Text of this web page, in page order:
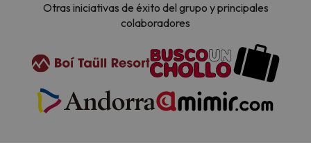
Otras iniciativas de éxito del grupo y principales
colaboradores